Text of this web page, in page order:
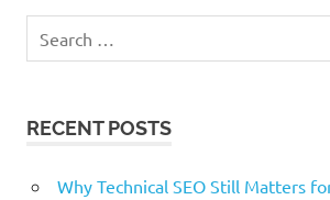
RECENT POSTS
Why Technical SEO Still Matters